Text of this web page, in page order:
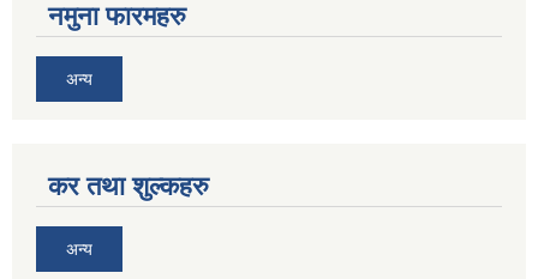
नमुना फारमहरु
अन्य
कर तथा शुल्कहरु
अन्य